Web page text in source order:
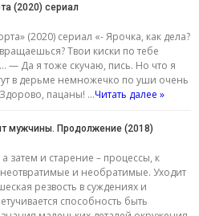
(2020) сериал
(2020) сериал «- Ярочка, как дела?
Твои киски по тебе
— Да я тоже скучаю, пись. Но что я
в дерьме немножечко по уши очень
Здорово, пацаны! …Читать далее »
мужчины. Продолжение (2018)
затем и старение – процессы, к
и необратимые. Уходит
резвость в суждениях и
способность быть